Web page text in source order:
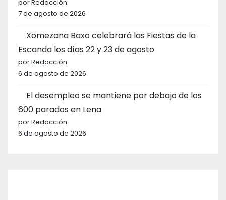
por Redacción
7 de agosto de 2026
Xomezana Baxo celebrará las Fiestas de la
Escanda los días 22 y 23 de agosto
por Redacción
6 de agosto de 2026
El desempleo se mantiene por debajo de los
600 parados en Lena
por Redacción
6 de agosto de 2026